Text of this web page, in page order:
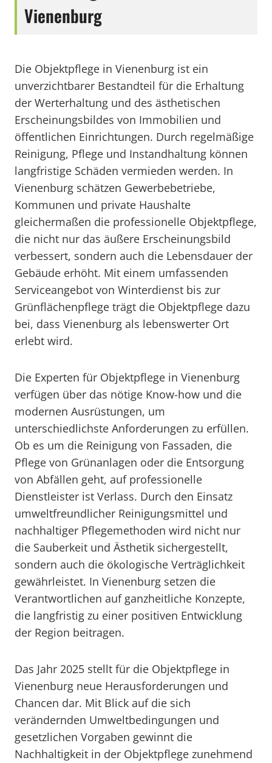
Vienenburg
Die Objektpflege in Vienenburg ist ein
unverzichtbarer Bestandteil für die Erhaltung
der Werterhaltung und des ästhetischen
Erscheinungsbildes von Immobilien und
öffentlichen Einrichtungen. Durch regelmäßige
Reinigung, Pflege und Instandhaltung können
langfristige Schäden vermieden werden. In
Vienenburg schätzen Gewerbebetriebe,
Kommunen und private Haushalte
gleichermaßen die professionelle Objektpflege,
die nicht nur das äußere Erscheinungsbild
verbessert, sondern auch die Lebensdauer der
Gebäude erhöht. Mit einem umfassenden
Serviceangebot von Winterdienst bis zur
Grünflächenpflege trägt die Objektpflege dazu
bei, dass Vienenburg als lebenswerter Ort
erlebt wird.
Die Experten für Objektpflege in Vienenburg
verfügen über das nötige Know-how und die
modernen Ausrüstungen, um
unterschiedlichste Anforderungen zu erfüllen.
Ob es um die Reinigung von Fassaden, die
Pflege von Grünanlagen oder die Entsorgung
von Abfällen geht, auf professionelle
Dienstleister ist Verlass. Durch den Einsatz
umweltfreundlicher Reinigungsmittel und
nachhaltiger Pflegemethoden wird nicht nur
die Sauberkeit und Ästhetik sichergestellt,
sondern auch die ökologische Verträglichkeit
gewährleistet. In Vienenburg setzen die
Verantwortlichen auf ganzheitliche Konzepte,
die langfristig zu einer positiven Entwicklung
der Region beitragen.
Das Jahr 2025 stellt für die Objektpflege in
Vienenburg neue Herausforderungen und
Chancen dar. Mit Blick auf die sich
verändernden Umweltbedingungen und
gesetzlichen Vorgaben gewinnt die
Nachhaltigkeit in der Objektpflege zunehmend